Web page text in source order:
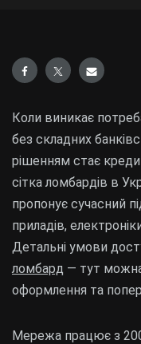
Коли виникає
без складних
рішенням стає
сітка ломбардів в
пропонує сучасний
приладів,
Детальні умови
ломбард — тут
оформлення та
Мережа працює з